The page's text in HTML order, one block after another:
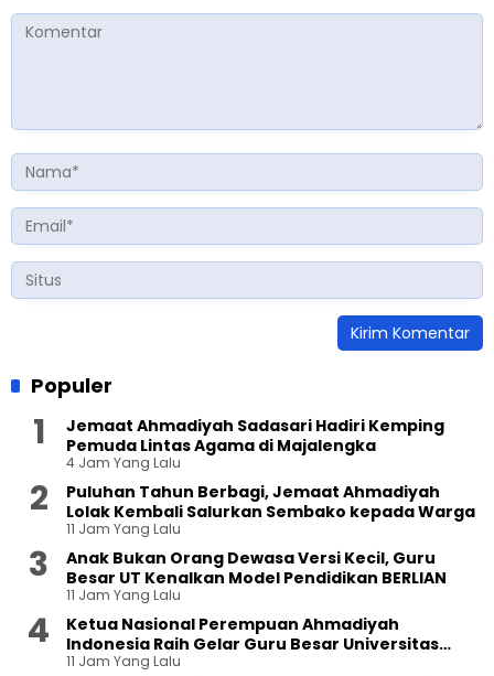
Populer
Jemaat Ahmadiyah Sadasari Hadiri Kemping
Pemuda Lintas Agama di Majalengka
4 Jam Yang Lalu
Puluhan Tahun Berbagi, Jemaat Ahmadiyah
Lolak Kembali Salurkan Sembako kepada Warga
11 Jam Yang Lalu
Anak Bukan Orang Dewasa Versi Kecil, Guru
Besar UT Kenalkan Model Pendidikan BERLIAN
11 Jam Yang Lalu
Ketua Nasional Perempuan Ahmadiyah
Indonesia Raih Gelar Guru Besar Universitas
Terbuka
11 Jam Yang Lalu